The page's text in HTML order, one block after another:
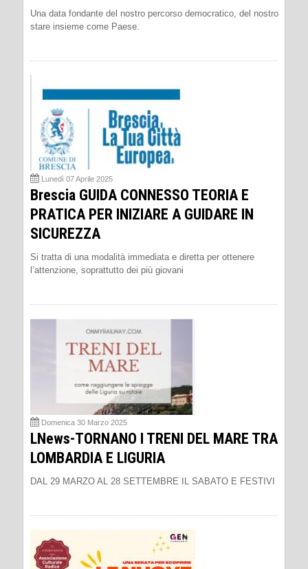
Una data fondante del nostro percorso democratico, del nostro
stare insieme come Paese.
Lunedì 07 Aprile 2025
Brescia GUIDA CONNESSO TEORIA E
PRATICA PER INIZIARE A GUIDARE IN
SICUREZZA
Si tratta di una modalità immediata e diretta per ottenere
l’attenzione, soprattutto dei più giovani
Domenica 30 Marzo 2025
LNews-TORNANO I TRENI DEL MARE TRA
LOMBARDIA E LIGURIA
DAL 29 MARZO AL 28 SETTEMBRE IL SABATO E FESTIVI